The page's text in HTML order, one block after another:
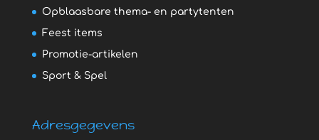
Opblaasbare thema- en partytenten
Feest items
Promotie-artikelen
Sport & Spel
Adresgegevens